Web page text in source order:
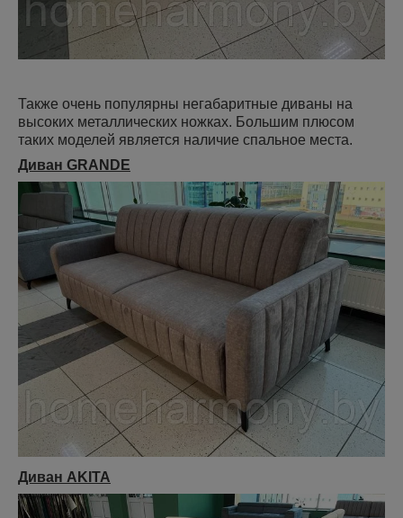
Также очень популярны негабаритные диваны на
высоких металлических ножках. Большим плюсом
таких моделей является наличие спальное места.
Диван GRANDE
Диван AKITA